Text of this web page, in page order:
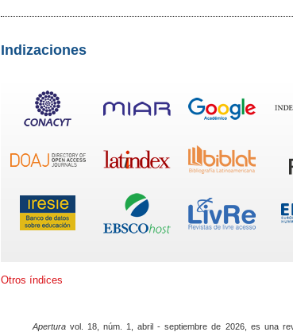
Indizaciones
Otros índices
Apertura vol. 18, núm. 1, abril - septiembre de 2026, es una